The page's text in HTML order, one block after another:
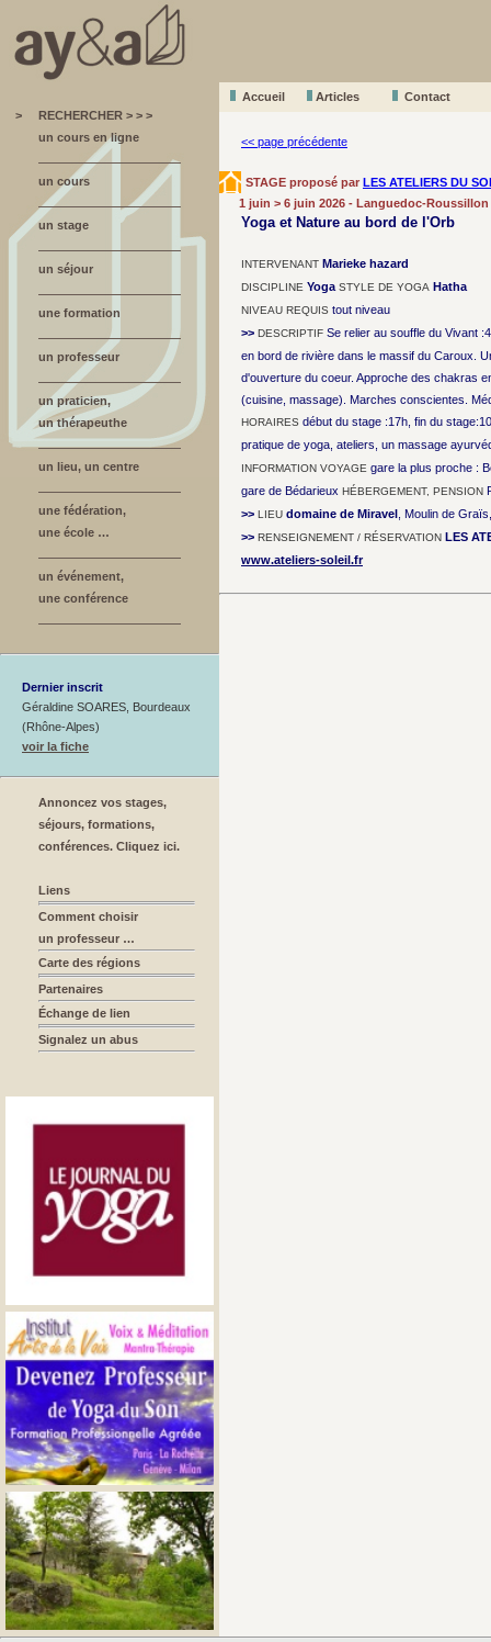
Accueil Articles
Contact
>
RECHERCHER > > >
un cours en ligne
un cours
un stage
un séjour
une formation
un professeur
un praticien,
un thérapeuthe
un lieu, un centre
une fédération,
une école …
un événement,
une conférence
Dernier inscrit
Géraldine SOARES, Bourdeaux
(Rhône-Alpes)
voir la fiche
Annoncez vos stages,
séjours, formations,
conférences. Cliquez ici.
Liens
Comment choisir
un professeur …
Carte des régions
Partenaires
Échange de lien
Signalez un abus
<< page précédente
STAGE proposé par LES ATELIERS DU
1 juin > 6 juin 2026 - Languedoc-Roussillon
Yoga et Nature au bord de l'Orb
INTERVENANT Marieke hazard
DISCIPLINE Yoga STYLE DE YOGA Hatha
NIVEAU REQUIS tout niveau
>> DESCRIPTIF Se relier au souffle du Vivant
en bord de rivière dans le massif du Caroux.
d'ouverture du coeur. Approche des chakras
(cuisine, massage). Marches conscientes.
HORAIRES début du stage :17h, fin du
pratique de yoga, ateliers, un massage
INFORMATION VOYAGE gare la plus proche :
gare de Bédarieux HÉBERGEMENT, PENSION
>> LIEU domaine de Miravel , Moulin de
>> RENSEIGNEMENT / RÉSERVATION LES
www.ateliers-soleil.fr